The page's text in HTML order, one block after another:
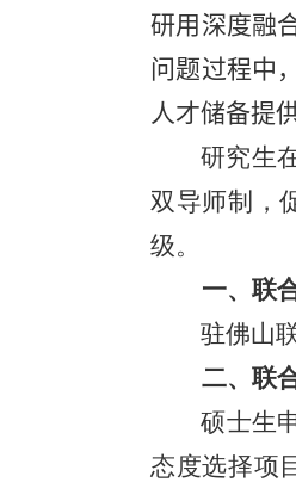
研用深度融
问题过程中
人才储备提
研究生
双导师制，
级。
一、联
驻佛山
二、联
硕士生
态度选择项